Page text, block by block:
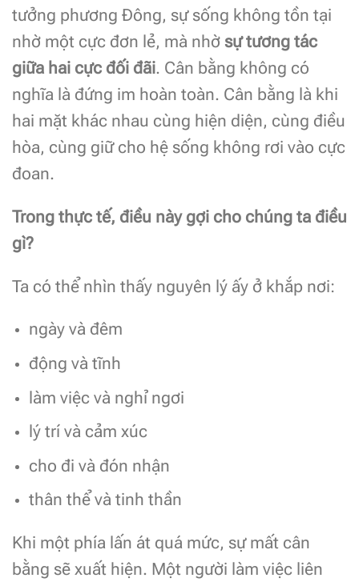
tưởng phương Đông, sự sống không tồn tại
nhờ một cực đơn lẻ, mà nhờ sự tương tác
giữa hai cực đối đãi. Cân bằng không có
nghĩa là đứng im hoàn toàn. Cân bằng là khi
hai mặt khác nhau cùng hiện diện, cùng điều
hòa, cùng giữ cho hệ sống không rơi vào cực
đoan.
Trong thực tế, điều này gợi cho chúng ta điều
gì?
Ta có thể nhìn thấy nguyên lý ấy ở khắp nơi:
ngày và đêm
động và tĩnh
làm việc và nghỉ ngơi
lý trí và cảm xúc
cho đi và đón nhận
thân thể và tinh thần
Khi một phía lấn át quá mức, sự mất cân
bằng sẽ xuất hiện. Một người làm việc liên